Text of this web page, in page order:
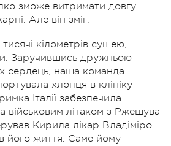
зможе витримати довгу
Але він зміг.
кілометрів сушею,
Заручившись дружньою
сердець, наша команда
хлопця в клініку
Італії забезпечила
військовим літаком з Ржешува
Кирила лікар Владіміро
його життя. Саме йому